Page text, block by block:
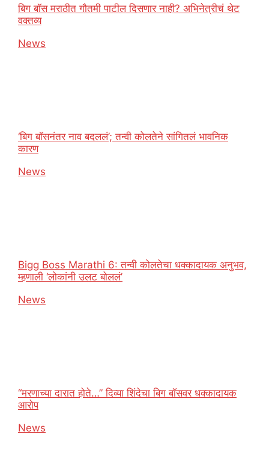
बिग बॉस मराठीत गौतमी पाटील दिसणार नाही? अभिनेत्रीचं थेट
वक्तव्य
In relation to
News
‘बिग बॉसनंतर नाव बदललं’; तन्वी कोलतेने सांगितलं भावनिक
कारण
In relation to
News
Bigg Boss Marathi 6: तन्वी कोलतेचा धक्कादायक अनुभव,
म्हणाली ‘लोकांनी उलट बोललं’
In relation to
News
“मरणाच्या दारात होते…” दिव्या शिंदेचा बिग बॉसवर धक्कादायक
आरोप
In relation to
News